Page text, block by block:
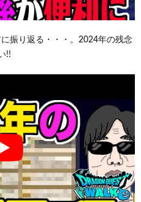
振り返る・・・。2024年の残念
!!